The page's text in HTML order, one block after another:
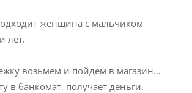
женщина с мальчиком
лет.
возьмем и пойдем в магазин…
в банкомат, получает деньги.